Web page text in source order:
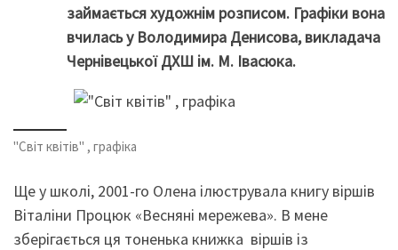
займається художнім розписом. Графіки вона
вчилась у Володимира Денисова, викладача
Чернівецької ДХШ ім. М. Івасюка.
"Світ квітів" , графіка
Ще у школі, 2001-го Олена ілюструвала книгу віршів
Віталіни Процюк «Весняні мережева». В мене
зберігається ця тоненька книжка віршів із